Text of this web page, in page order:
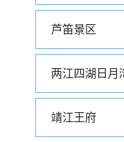
芦笛景区
两江四湖日月
靖江王府